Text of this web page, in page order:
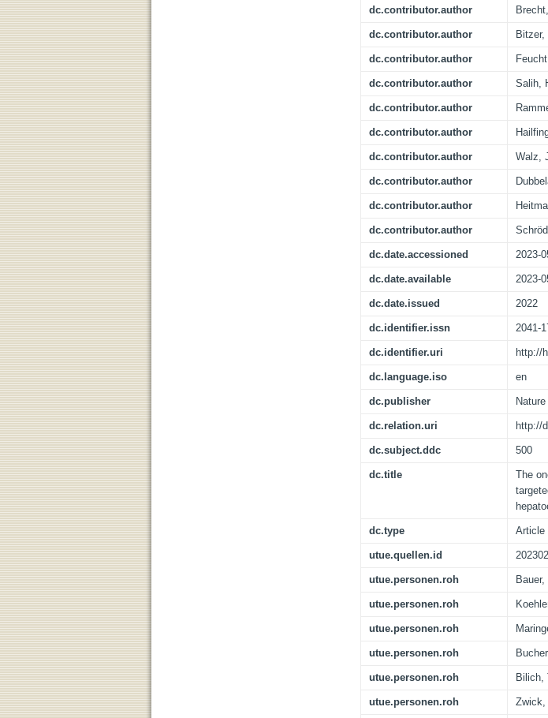
dc.contributor.author
dc.contributor.author Bitzer,
dc.contributor.author
dc.contributor.author Salih,
dc.contributor.author
dc.contributor.author
dc.contributor.author Walz,
dc.contributor.author
dc.contributor.author
dc.contributor.author
dc.date.accessioned 2023-
dc.date.available 2023-
dc.date.issued 2022
dc.identifier.issn 2041-
dc.identifier.uri http://
dc.language.iso en
dc.publisher
dc.relation.uri http://
dc.subject.ddc 500
dc.title
The
dc.type Article
utue.quellen.id
utue.personen.roh
utue.personen.roh
utue.personen.roh
utue.personen.roh
utue.personen.roh Bilich,
utue.personen.roh Zwick,